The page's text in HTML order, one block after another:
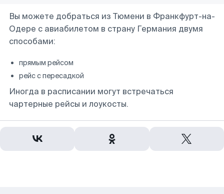
Вы можете добраться из Тюмени в Франкфурт-на-
Одере с авиабилетом в страну Германия двумя
способами:
прямым рейсом
рейс с пересадкой
Иногда в расписании могут встречаться
чартерные рейсы и лоукосты.